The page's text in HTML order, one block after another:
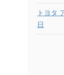
トヨタ
日